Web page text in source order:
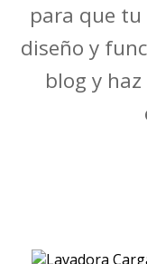
para que
diseño y
blog y